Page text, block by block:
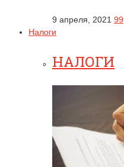
9 апреля, 2021 99
Налоги
НАЛОГИ